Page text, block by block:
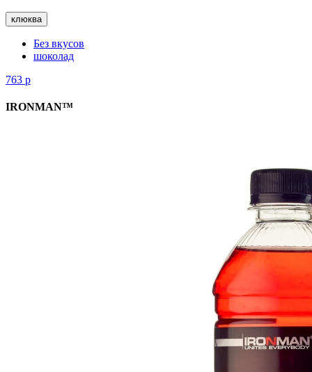
клюква
Без вкусов
шоколад
763 р
IRONMAN™